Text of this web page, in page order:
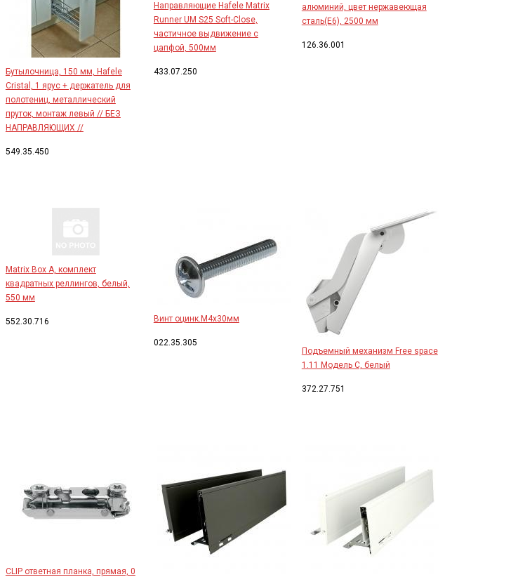
Бутылочница, 150 мм, Hafele
Cristal, 1 ярус + держатель для
полотениц, металлический
пруток, монтаж левый // БЕЗ
НАПРАВЛЯЮЩИХ //
549.35.450
Направляющие Hafele Matrix
Runner UM S25 Soft-Close,
частичное выдвижение с
цапфой, 500мм
433.07.250
алюминий, цвет нержавеющая
сталь(E6), 2500 мм
126.36.001
Matrix Box A, комплект
квадратных реллингов, белый,
550 мм
552.30.716 Винт оцинк.M4x30мм
022.35.305
Подъемный механизм Free space
1.11 Модель С, белый
372.27.751
CLIP ответная планка, прямая, 0